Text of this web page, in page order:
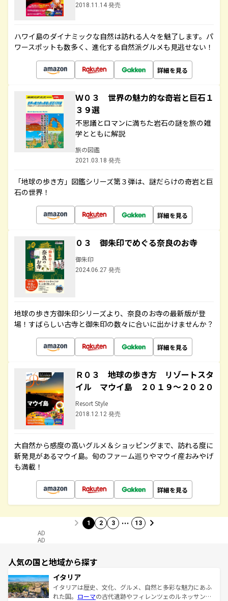
2018.11.14 発売
ハワイ島のダイナミックな自然は訪れる人々を魅了します。パ
ワースポットも数多く、進化する自然派グルメも見逃せない！
詳細を見る
Ｗ０３ 世界の魅力的な奇岩と巨石１
３９選
不思議とロマンに満ちた岩石の謎を旅の雑
学とともに解説
旅の図鑑
2021.03.18 発売
「地球の歩き方」図鑑シリーズ第３弾は、謎だらけの奇岩と巨
石の世界！
詳細を見る
０３ 御朱印でめぐる奈良のお寺
御朱印
2024.06.27 発売
地球の歩き方御朱印シリーズより、奈良のお寺の最新版が登
場！すばらしい古寺と御朱印の数々に合いに出かけませんか？
詳細を見る
Ｒ０３ 地球の歩き方 リゾートスタ
イル マウイ島 ２０１９～２０２０
Resort Style
2018.12.12 発売
大自然から感度の高いグルメ＆ショッピングまで、訪れる度に
新発見があるマウイ島。旬のファーム巡りやマウイ産おみやげ
も満載！
詳細を見る
1 2 3 … 13
AD
AD
人気の国と地域から探す
イタリア
イタリアは歴史、文化、グルメ、自然と多彩な魅力にあふ
れた国。 ローマの古代遺跡やフィレンツェのルネッサンス